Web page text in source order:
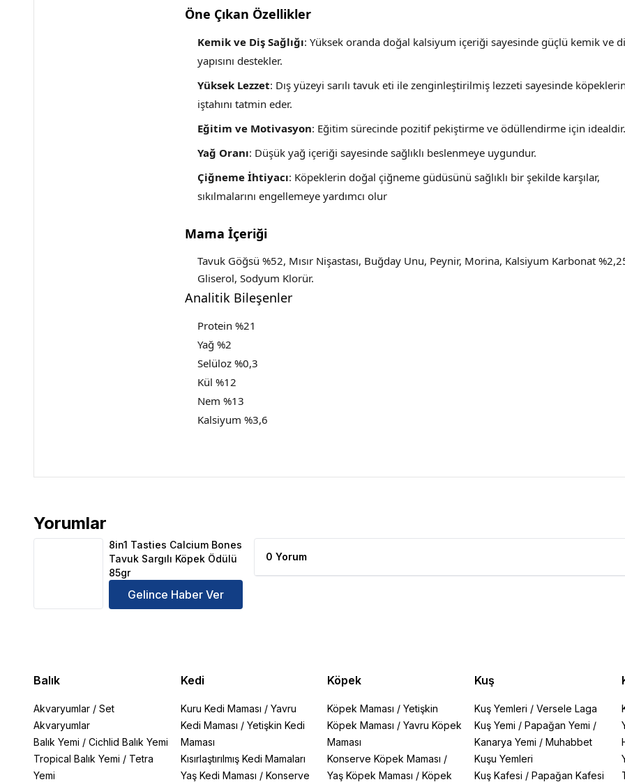
Öne Çıkan Özellikler
Kemik ve Diş Sağlığı: Yüksek oranda doğal kalsiyum içeriği sayesinde güçlü kemik ve
yapısını destekler.
Yüksek Lezzet: Dış yüzeyi sarılı tavuk eti ile zenginleştirilmiş lezzeti sayesinde
iştahını tatmin eder.
Eğitim ve Motivasyon: Eğitim sürecinde pozitif pekiştirme ve ödüllendirme için idealdir.
Yağ Oranı: Düşük yağ içeriği sayesinde sağlıklı beslenmeye uygundur.
Çiğneme İhtiyacı: Köpeklerin doğal çiğneme güdüsünü sağlıklı bir şekilde karşılar,
sıkılmalarını engellemeye yardımcı olur
Mama İçeriği
Tavuk Göğsü %52, Mısır Nişastası, Buğday Unu, Peynir, Morina, Kalsiyum Karbonat
Gliserol, Sodyum Klorür.
Analitik Bileşenler
Protein %21
Yağ %2
Selüloz %0,3
Kül %12
Nem %13
Kalsiyum %3,6
Yorumlar
8in1 Tasties Calcium Bones Tavuk Sargılı Köpek Ödülü 85gr Ürün Yorumları
8in1 Tasties Calcium Bones
Tavuk Sargılı Köpek Ödülü
85gr
Gelince Haber Ver
0 Yorum
Balık
Akvaryumlar / Set
Akvaryumlar
Balık Yemi / Cichlid Balık Yemi
Tropical Balık Yemi / Tetra
Yemi
Kedi
Kuru Kedi Maması / Yavru
Kedi Maması / Yetişkin Kedi
Maması
Kısırlaştırılmış Kedi Mamaları
Yaş Kedi Maması / Konserve
Köpek
Köpek Maması /Yetişkin
Köpek Maması /Yavru Köpek
Maması
Konserve Köpek Maması /
Yaş Köpek Maması /Köpek
Kuş
Kuş Yemleri / Versele Laga
Kuş Yemi / Papağan Yemi /
Kanarya Yemi / Muhabbet
Kuşu Yemleri
Kuş Kafesi / Papağan Kafesi